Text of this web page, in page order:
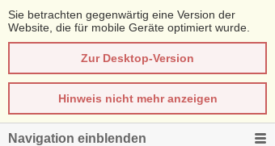
Sie betrachten gegenwärtig eine Version der
Website, die für mobile Geräte optimiert wurde.
Zur Desktop-Version
Hinweis nicht mehr anzeigen
Navigation einblenden